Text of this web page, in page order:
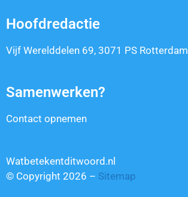
Hoofdredactie
Vijf Werelddelen 69, 3071 PS Rotterdam
Samenwerken?
Contact opnemen
Watbetekentditwoord.nl
© Copyright 2026 – Sitemap